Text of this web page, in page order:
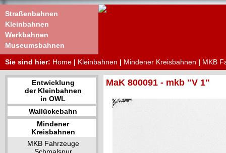
Straßenbahnen
Kleinbahnen
Werkbahnen
Museumsbahnen
Sie sind hier: Home | Kleinbahnen | Mindener Kreisbahnen | MKB
Entwicklung
der Kleinbahnen
in OWL
Wallückebahn
Mindener
Kreisbahnen
MKB Fahrzeuge
MaK 800091 - mkb "V 1"